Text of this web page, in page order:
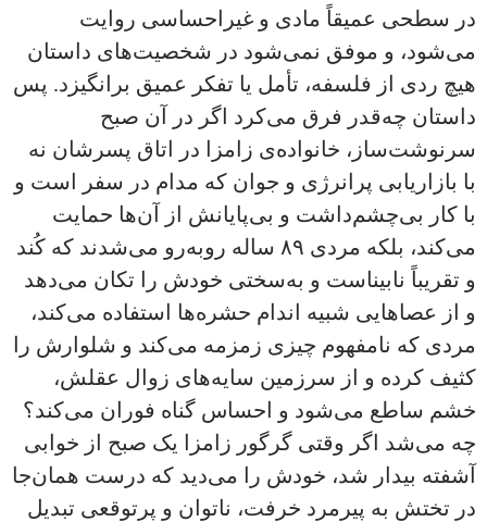
در سطحی عمیقاً مادی و غیراحساسی روایت
می‌شود، و موفق نمی‌شود در شخصیت‌های داستان
هیچ ردی از فلسفه، تأمل یا تفکر عمیق برانگیزد. پس
داستان چه‌قدر فرق می‌کرد اگر در آن صبح
سرنوشت‌ساز، خانواده‌ی زامزا در اتاق پسرشان نه
با بازاریابی پرانرژی و جوان که مدام در سفر است و
با کار بی‌چشم‌داشت و بی‌پایانش از آن‌ها حمایت
می‌کند، بلکه مردی ۸۹ ساله روبه‌رو می‌شدند که کُند
و تقریباً نابیناست و به‌سختی خودش را تکان می‌دهد
و از عصاهایی شبیه اندام حشره‌ها استفاده می‌کند،
مردی که نامفهوم چیزی زمزمه می‌کند و شلوارش را
کثیف کرده و از سرزمین سایه‌های زوال عقلش،
خشم ساطع می‌شود و احساس گناه فوران می‌کند؟
چه می‌شد اگر وقتی گرگور زامزا یک صبح از خوابی
آشفته بیدار شد، خودش را می‌دید که درست همان‌جا
در تختش به پیرمرد خرفت، ناتوان و پرتوقعی تبدیل